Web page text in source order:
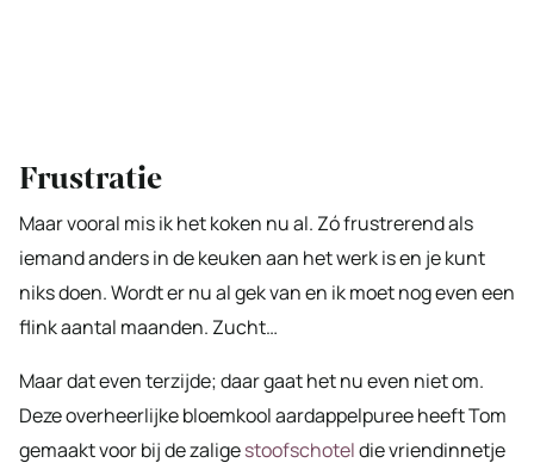
Frustratie
Maar vooral mis ik het koken nu al. Zó frustrerend als
iemand anders in de keuken aan het werk is en je kunt
niks doen. Wordt er nu al gek van en ik moet nog even een
flink aantal maanden. Zucht…
Maar dat even terzijde; daar gaat het nu even niet om.
Deze overheerlijke bloemkool aardappelpuree heeft Tom
gemaakt voor bij de zaligestoofschoteldie vriendinnetje